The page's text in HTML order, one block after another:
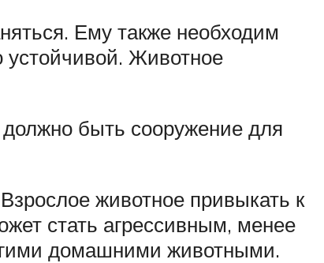
Ему также необходим
устойчивой. Животное
быть сооружение для
животное привыкать к
стать агрессивным, менее
домашними животными.